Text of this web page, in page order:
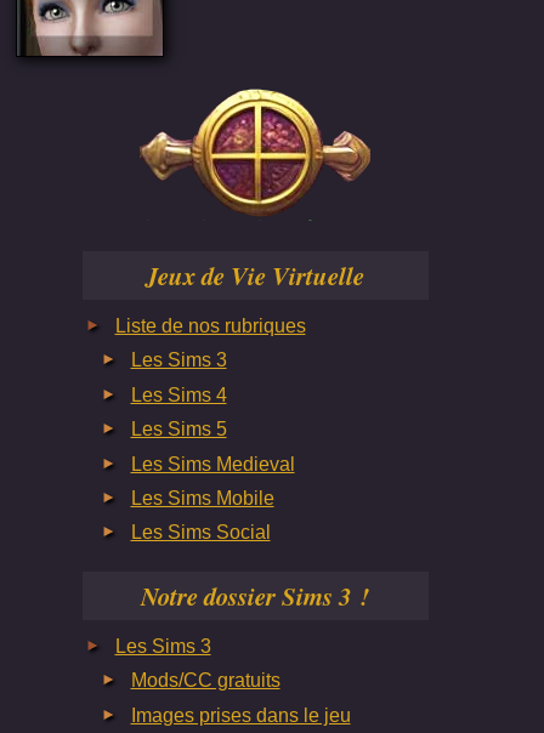
Jeux de Vie Virtuelle
Liste de nos rubriques
Les Sims 3
Les Sims 4
Les Sims 5
Les Sims Medieval
Les Sims Mobile
Les Sims Social
Notre dossier Sims 3 !
Les Sims 3
Mods/CC gratuits
Images prises dans le jeu